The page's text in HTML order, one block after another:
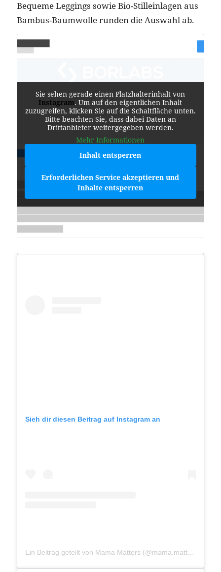
Bequeme Leggings sowie Bio-Stilleinlagen aus
Bambus-Baumwolle runden die Auswahl ab.
Sie sehen gerade einen Platzhalterinhalt von
Instagram. Um auf den eigentlichen Inhalt
zuzugreifen, klicken Sie auf die Schaltfläche unten.
Bitte beachten Sie, dass dabei Daten an
Drittanbieter weitergegeben werden.
Mehr Informationen
Inhalt entsperren
Erforderlichen Service akzeptieren und
Inhalte entsperren
Sieh dir diesen Beitrag auf Instagram an
Ein Beitrag geteilt von Mama Matters (@mama.matters)